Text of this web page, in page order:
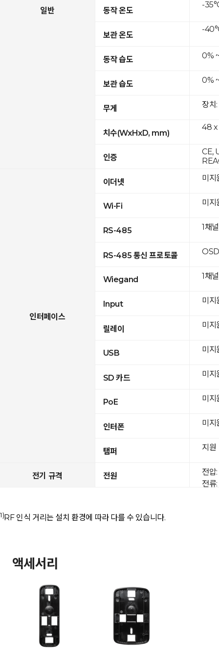
일반 동작 온도
보관 온도
동작 습도
보관 습도
무게
치수(WxHxD, mm)
인증
인터페이스
이더넷
Wi-Fi
RS-485
RS-485 통신 프로토콜
Wiegand
Input
릴레이
USB
SD 카드
PoE
인터폰
탬퍼
전기 규격 전원
-
-
0%
0%
장치
48 x
CE,
미지
미지
1채
1채널
미지
미지
미지
미지
미지
미지
지원
전압
전류
1)RF 인식 거리는 설치 환경에 따라 다를 수 있습니다.
액세서리